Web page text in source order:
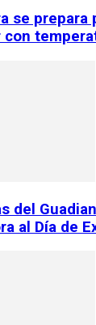
se prepara
con
del
al Día de